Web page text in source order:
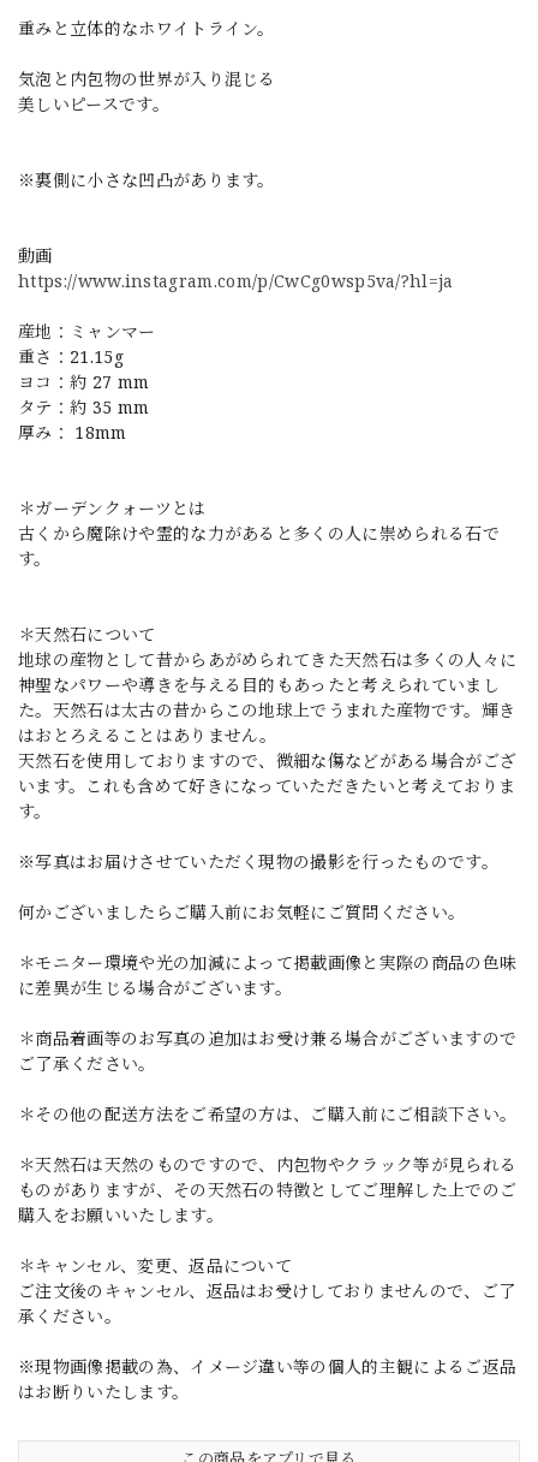
重みと立体的なホワイトライン。
気泡と内包物の世界が入り混じる
美しいピースです。
※裏側に小さな凹凸があります。
動画
https://www.instagram.com/p/CwCg0wsp5va/?hl=ja
産地：ミャンマー
重さ：21.15g
ヨコ：約 27 mm
タテ：約 35 mm
厚み： 18mm
＊ガーデンクォーツとは
古くから魔除けや霊的な力があると多くの人に崇められる石で
す。
＊天然石について
地球の産物として昔からあがめられてきた天然石は多くの人々に
神聖なパワーや導きを与える目的もあったと考えられていまし
た。天然石は太古の昔からこの地球上でうまれた産物です。輝き
はおとろえることはありません。
天然石を使用しておりますので、微細な傷などがある場合がござ
います。これも含めて好きになっていただきたいと考えておりま
す。
※写真はお届けさせていただく現物の撮影を行ったものです。
何かございましたらご購入前にお気軽にご質問ください。
＊モニター環境や光の加減によって掲載画像と実際の商品の色味
に差異が生じる場合がございます。
＊商品着画等のお写真の追加はお受け兼る場合がございますので
ご了承ください。
＊その他の配送方法をご希望の方は、ご購入前にご相談下さい。
＊天然石は天然のものですので、内包物やクラック等が見られる
ものがありますが、その天然石の特徴としてご理解した上でのご
購入をお願いいたします。
＊キャンセル、変更、返品について
ご注文後のキャンセル、返品はお受けしておりませんので、ご了
承ください。
※現物画像掲載の為、イメージ違い等の個人的主観によるご返品
はお断りいたします。